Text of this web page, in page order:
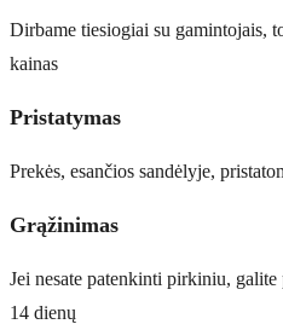
Dirbame tiesiogiai su gamintojais,
kainas
Pristatymas
Prekės, esančios sandėlyje,
Grąžinimas
Jei nesate patenkinti pirkiniu,
14 dienų